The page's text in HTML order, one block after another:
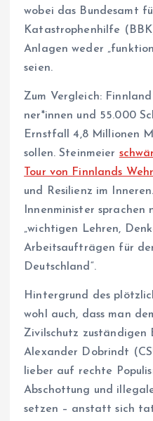
wobei das Bundesamt
Katastrophenhilfe
Anlagen weder
seien.
Zum Vergleich:
ne­r*in­nen und 55.000
Ernstfall 4,8 Millionen
sollen. Steinmeier
Tour von Finnlands
und Resilienz im
Innenminister sprachen
„wichtigen Lehren,
Arbeitsaufträgen für
Deutschland“.
Hintergrund des
wohl auch, dass man
Zivilschutz zuständigen
Alexander Dobrindt
lieber auf rechte
Abschottung und
setzen – anstatt sich